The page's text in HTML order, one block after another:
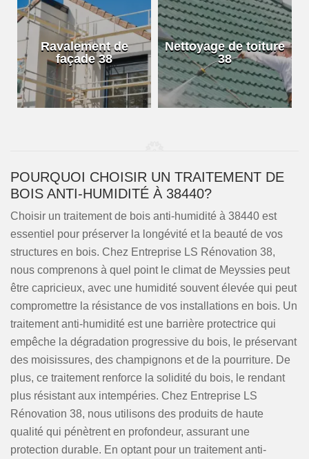
Ravalement de
façade 38
Nettoyage de toiture
38
POURQUOI CHOISIR UN TRAITEMENT DE
BOIS ANTI-HUMIDITÉ À 38440?
Choisir un traitement de bois anti-humidité à 38440 est
essentiel pour préserver la longévité et la beauté de vos
structures en bois. Chez Entreprise LS Rénovation 38,
nous comprenons à quel point le climat de Meyssies peut
être capricieux, avec une humidité souvent élevée qui peut
compromettre la résistance de vos installations en bois. Un
traitement anti-humidité est une barrière protectrice qui
empêche la dégradation progressive du bois, le préservant
des moisissures, des champignons et de la pourriture. De
plus, ce traitement renforce la solidité du bois, le rendant
plus résistant aux intempéries. Chez Entreprise LS
Rénovation 38, nous utilisons des produits de haute
qualité qui pénètrent en profondeur, assurant une
protection durable. En optant pour un traitement anti-